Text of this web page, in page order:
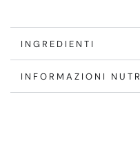
INGREDIENTI
INFORMAZIONI